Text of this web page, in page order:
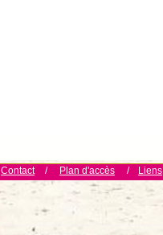
Contact / Plan d'accès / Liens